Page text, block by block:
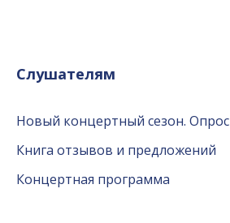
Слушателям
Новый концертный сезон. Опрос
Книга отзывов и предложений
Концертная программа